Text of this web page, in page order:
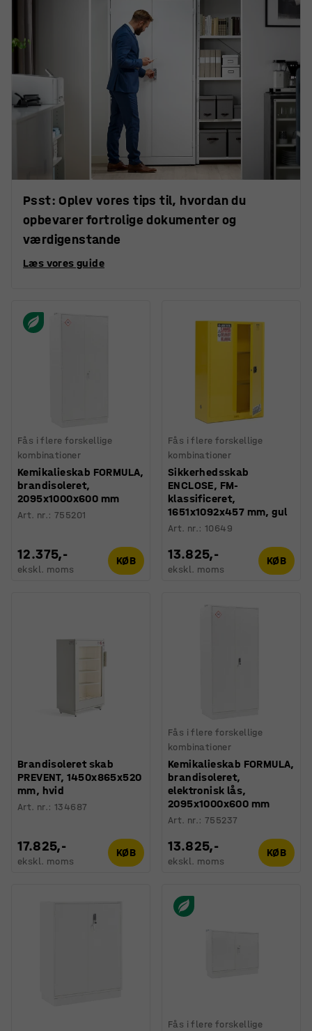
Psst: Oplev vores tips til, hvordan du
opbevarer fortrolige dokumenter og
værdigenstande
Læs vores guide
Fås i flere forskellige
kombinationer
Kemikalieskab FORMULA,
brandisoleret,
2095x1000x600 mm
Art. nr.:755201
12.375,-
ekskl. moms
KØB
Fås i flere forskellige
kombinationer
Sikkerhedsskab
ENCLOSE, FM-
klassificeret,
1651x1092x457 mm, gul
Art. nr.:10649
13.825,-
ekskl. moms
KØB
Brandisoleret skab
PREVENT, 1450x865x520
mm, hvid
Art. nr.:134687
17.825,-
ekskl. moms
KØB
Fås i flere forskellige
kombinationer
Kemikalieskab FORMULA,
brandisoleret,
elektronisk lås,
2095x1000x600 mm
Art. nr.:755237
13.825,-
ekskl. moms
KØB
Fås i flere forskellige